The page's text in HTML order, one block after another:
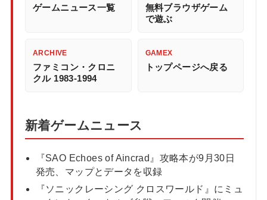
ゲームニュース一覧
無料ブラウザゲーム
で遊ぶ
ARCHIVE
ファミコン・クロニ
クル 1983-1994
GAMEX
トップページへ戻る
新着ゲームニュース
『SAO Echoes of Aincrad』攻略本が9月30日
発売、マップとデータを収録
『ソニックレーシング クロスワールド』にミュ